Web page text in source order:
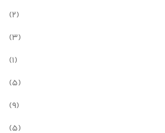
(2)
(3)
(1)
(5)
(9)
(5)